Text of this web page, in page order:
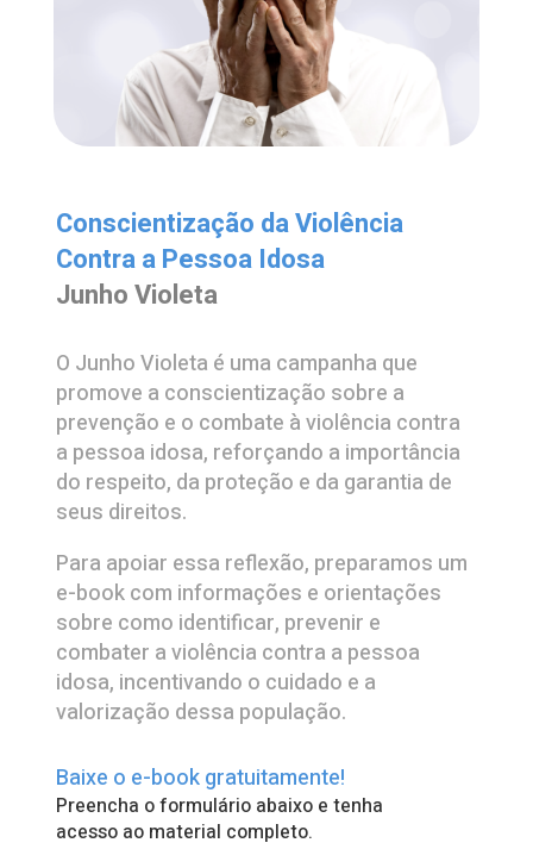
Conscientização da Violência
Contra a Pessoa Idosa
Junho Violeta
O Junho Violeta é uma campanha que
promove a conscientização sobre a
prevenção e o combate à violência contra
a pessoa idosa, reforçando a importância
do respeito, da proteção e da garantia de
seus direitos.
Para apoiar essa reflexão, preparamos um
e-book com informações e orientações
sobre como identificar, prevenir e
combater a violência contra a pessoa
idosa, incentivando o cuidado e a
valorização dessa população.
Baixe o e-book gratuitamente!
Preencha o formulário abaixo e tenha
acesso ao material completo.